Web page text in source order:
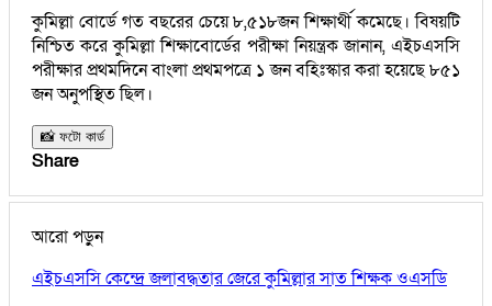
কুমিল্লা বোর্ডে গত বছরের চেয়ে ৮,৫১৮জন শিক্ষার্থী কমেছে। বিষয়টি
নিশ্চিত করে কুমিল্লা শিক্ষাবোর্ডের পরীক্ষা নিয়ন্ত্রক জানান, এইচএসসি
পরীক্ষার প্রথমদিনে বাংলা প্রথমপত্রে ১ জন বহিঃস্কার করা হয়েছে ৮৫১
জন অনুপস্থিত ছিল।
📸 ফটো কার্ড
Share
আরো পড়ুন
এইচএসসি কেন্দ্রে জলাবদ্ধতার জেরে কুমিল্লার সাত শিক্ষক ওএসডি